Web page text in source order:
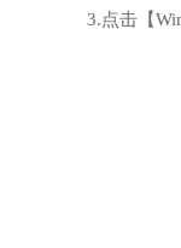
3.点击【